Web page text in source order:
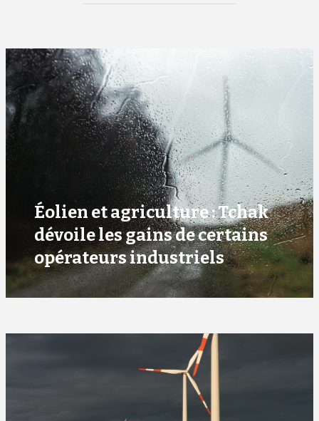
Éolien et agriculture : Tchak
dévoile les gains de certains
opérateurs industriels